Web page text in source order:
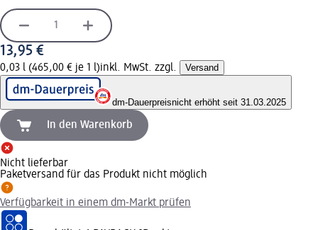
13,95 €
0,03 l (465,00 € je 1 l)inkl. MwSt. zzgl. Versand
dm-Dauerpreisnicht erhöht seit 31.03.2025
In den Warenkorb
Nicht lieferbar
Paketversand für das Produkt nicht möglich
Verfügbarkeit in einem dm-Markt prüfen